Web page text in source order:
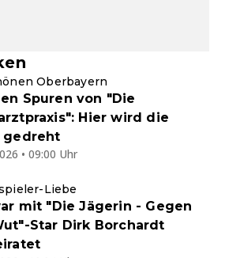
Oberbayern
Spuren von "Die
Hier wird die
gedreht
• 09:00 Uhr
Liebe
mit "Die Jägerin - Gegen
Star Dirk Borchardt